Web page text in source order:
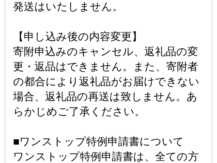
発送はいたしません。
【申し込み後の内容変更】
寄附申込みのキャンセル、返礼品の変
更・返品はできません。また、寄附者
の都合により返礼品がお届けできない
場合、返礼品の再送は致しません。あ
らかじめご了承ください。
■ワンストップ特例申請書について
ワンストップ特例申請書は、全ての方